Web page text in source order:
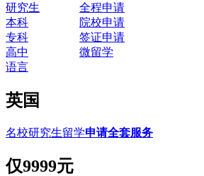
研究生
全程申请
本科
院校申请
专科
签证申请
高中
微留学
语言
英国
名校研究生留学申请全套服务
仅9999元